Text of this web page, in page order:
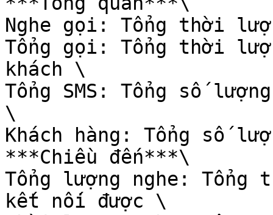
Nghe gọi: Tổng thời
Tổng gọi: Tổng thời
khách \
Tổng SMS: Tổng số
\
Khách hàng: Tổng số
***Chiều đến***\
Tổng lượng nghe: Tổng
kết nối được \